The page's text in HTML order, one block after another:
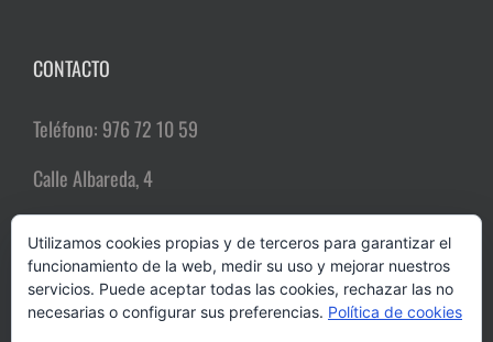
CONTACTO
Teléfono: 976 72 10 59
Calle Albareda, 4
Email:comerciozgz@gmail.com
Utilizamos cookies propias y de terceros para garantizar el
funcionamiento de la web, medir su uso y mejorar nuestros
servicios. Puede aceptar todas las cookies, rechazar las no
necesarias o configurar sus preferencias. Política de cookies